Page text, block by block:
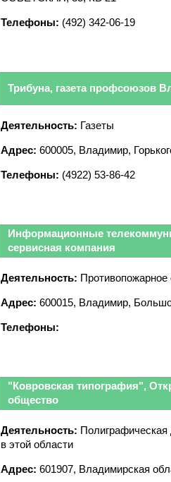
Телефоны: (492) 342-06-19
Трибуна, газета профсоюзов
Деятельность: Газеты
Адрес: 600005, Владимир,
Телефоны: (4922) 53-86-42
Информационные
сервисная компания
Деятельность: Противопожарное
Адрес: 600015, Владимир,
Телефоны:
"Ковровская типография",
общество
Деятельность: Полиграфическая
в этой области
Адрес: 601907, Владимирская